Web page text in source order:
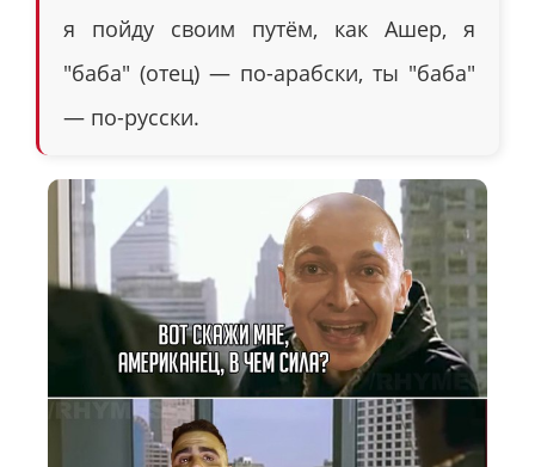
я пойду своим путём, как Ашер, я
"баба" (отец) — по-арабски, ты "баба"
— по-русски.